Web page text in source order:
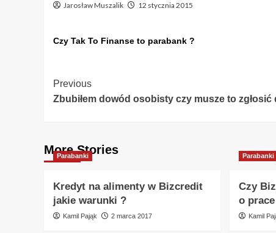
Jarosław Muszalik 12 stycznia 2015
Czy Tak To Finanse to parabank ?
Post
Navigation
Previous
Zbubiłem dowód osobisty czy musze to zgłosić
More Stories
Parabanki
Kredyt na alimenty w Bizcredit
jakie warunki ?
Kamil Pająk 2 marca 2017
Parabanki
Czy
o
Kamil